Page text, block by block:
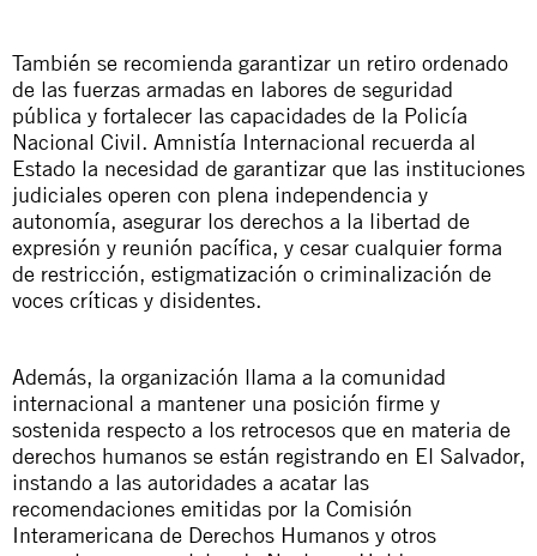
También se recomienda garantizar un retiro ordenado
de las fuerzas armadas en labores de seguridad
pública y fortalecer las capacidades de la Policía
Nacional Civil. Amnistía Internacional recuerda al
Estado la necesidad de garantizar que las instituciones
judiciales operen con plena independencia y
autonomía, asegurar los derechos a la libertad de
expresión y reunión pacífica, y cesar cualquier forma
de restricción, estigmatización o criminalización de
voces críticas y disidentes.
Además, la organización llama a la comunidad
internacional a mantener una posición firme y
sostenida respecto a los retrocesos que en materia de
derechos humanos se están registrando en El Salvador,
instando a las autoridades a acatar las
recomendaciones emitidas por la Comisión
Interamericana de Derechos Humanos y otros